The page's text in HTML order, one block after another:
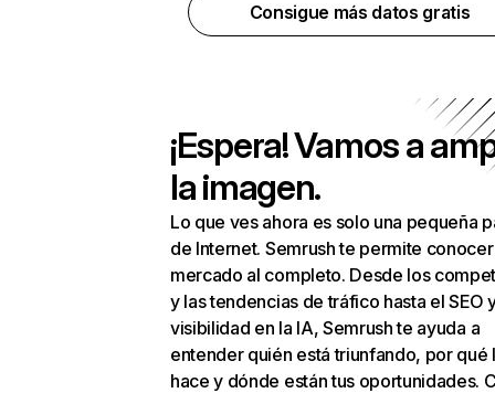
Consigue más datos gratis
¡Espera! Vamos a
la imagen.
Lo que ves ahora es solo una pequeña
de Internet. Semrush te permite
mercado al completo. Desde los
y las tendencias de tráfico hasta el SEO
visibilidad en la IA, Semrush te ayuda a
entender quién está triunfando, por qué
hace y dónde están tus oportunidades.